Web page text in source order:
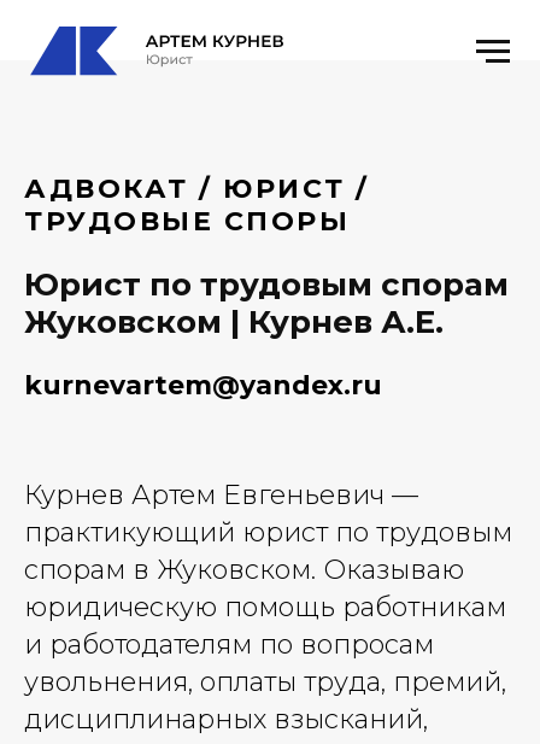
АДВОКАТ / ЮРИСТ /
ТРУДОВЫЕ СПОРЫ
Юрист по трудовым спорам
Жуковском | Курнев А.Е.
kurnevartem@yandex.ru
Курнев Артем Евгеньевич —
практикующий юрист по трудовым
спорам в Жуковском. Оказываю
юридическую помощь работникам
и работодателям по вопросам
увольнения, оплаты труда, премий,
дисциплинарных взысканий,